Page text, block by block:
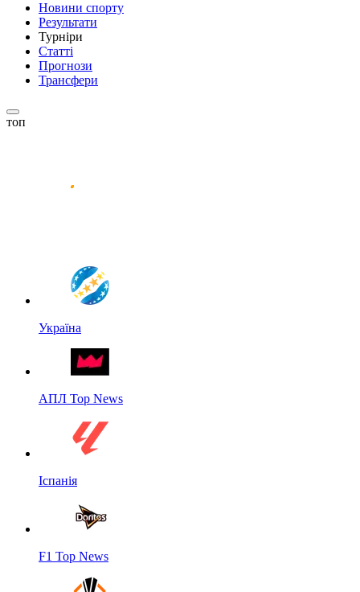
Новини спорту
Результати
Турніри
Статті
Прогнози
Трансфери
топ
Україна
АПЛ Top News
Іспанія
F1 Top News